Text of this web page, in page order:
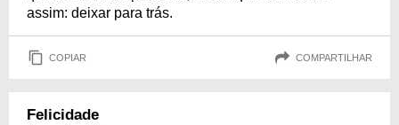
assim: deixar para trás.
COPIAR COMPARTILHAR
Felicidade